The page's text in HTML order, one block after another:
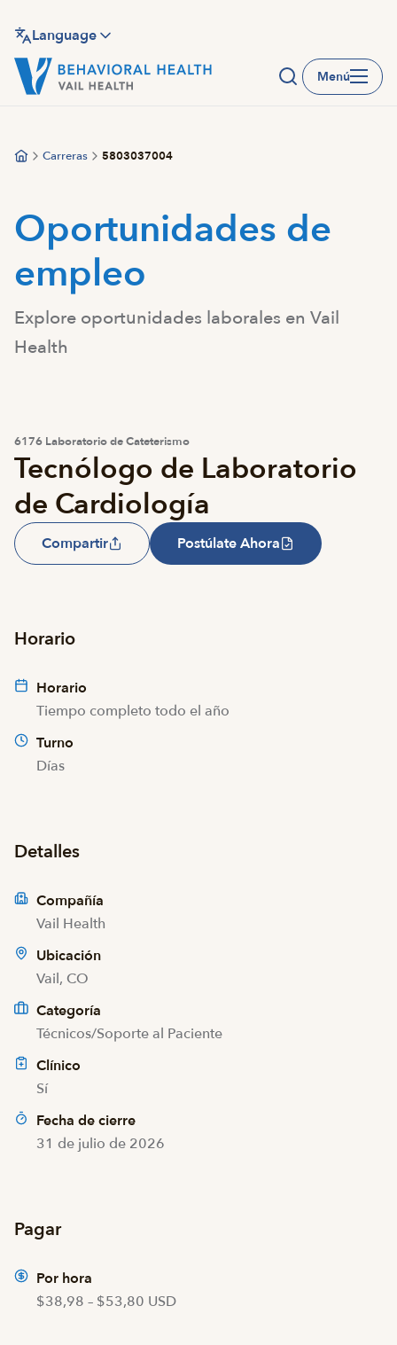
contenido
principal
Language
Menú
Carreras 5803037004
Oportunidades de
empleo
Explore oportunidades laborales en Vail
Health
6176 Laboratorio de Cateterismo
Tecnólogo de Laboratorio
de Cardiología
Compartir Postúlate Ahora
Horario
Horario
Tiempo completo todo el año
Turno
Días
Detalles
Compañía
Vail Health
Ubicación
Vail, CO
Categoría
Técnicos/Soporte al Paciente
Clínico
Sí
Fecha de cierre
31 de julio de 2026
Pagar
Por hora
$38,98 – $53,80 USD